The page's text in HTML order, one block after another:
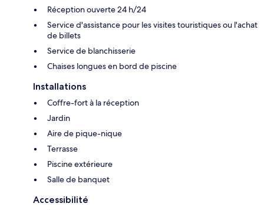
Réception ouverte 24 h/24
Service d'assistance pour les visites touristiques ou l'achat
de billets
Service de blanchisserie
Chaises longues en bord de piscine
Installations
Coffre-fort à la réception
Jardin
Aire de pique-nique
Terrasse
Piscine extérieure
Salle de banquet
Accessibilité